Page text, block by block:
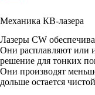
Механика КВ-лазера
Лазеры CW
Они расплавляют или
решение для тонких
Они производят
дольше остается